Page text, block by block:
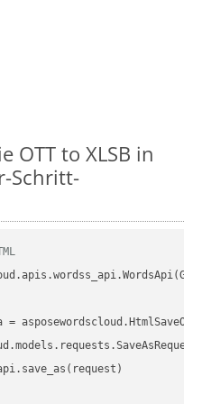
OTT to XLSB in
Schritt-
=